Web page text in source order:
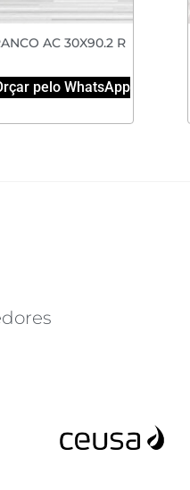
AC 30X90.2 R
pelo WhatsApp